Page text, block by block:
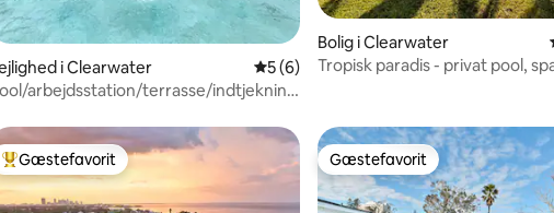
bedømmelse, 267 omtaler
i Clearwater 5 ud af 5 i gennemsnitlig bedømmelse,
5 (6)
arbejdsstation/terrasse/indtjekning
Bolig i Clearwater
Tropisk paradis - privat pool,
Bedste gæstefavorit
Gæstefavorit Gæstefavorit
Gæstefavorit